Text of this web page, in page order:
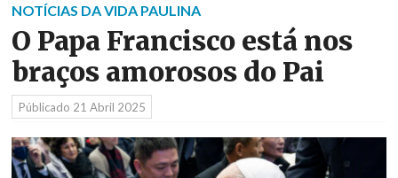
Notícias
Recursos
Media
NOTÍCIAS DA VIDA PAULINA
O Papa Francisco está nos
braços amorosos do Pai
Públicado 21 Abril 2025